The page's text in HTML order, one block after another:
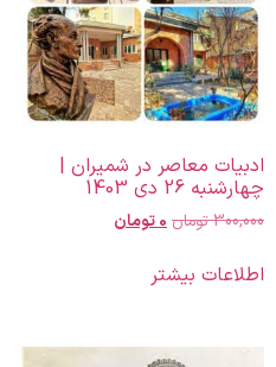
ادبیات معاصر در شمیران |
چهارشنبه 26 دی 1403
300,000تومان0تومان
اطلاعات بیشتر